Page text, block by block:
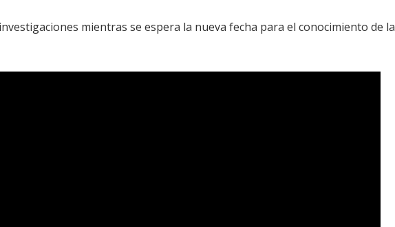
mientras se espera la nueva fecha para el conocimiento de la